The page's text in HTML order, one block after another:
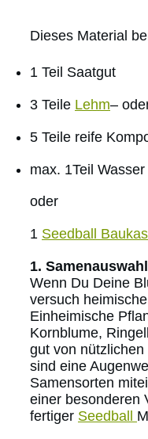
Dieses Material
1 Teil Saatgut
3 Teile Lehm–
5 Teile reife
max. 1Teil Wasser
oder
1 Seedball
1. Samenauswahl
Wenn Du Deine
versuch
Einheimische
Kornblume,
gut von
sind eine
Samensorten
einer besonderen
fertiger Seedball